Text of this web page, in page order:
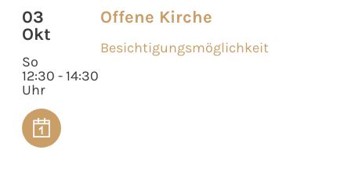
03
Okt
So
12:30 - 14:30
Uhr
Offene Kirche
Besichtigungsmöglichkeit